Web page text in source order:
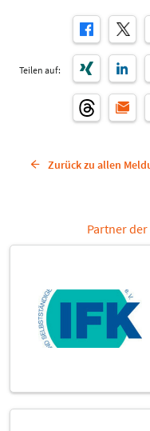
Teilen auf:
Zurück zu allen
Partner der